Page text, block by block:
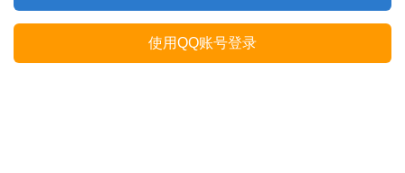
使用QQ账号登录